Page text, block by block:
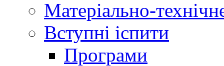
Матеріально-
Вступні іспити
Програми